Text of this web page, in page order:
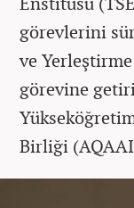
görevlerini
ve
görevine
Birliği